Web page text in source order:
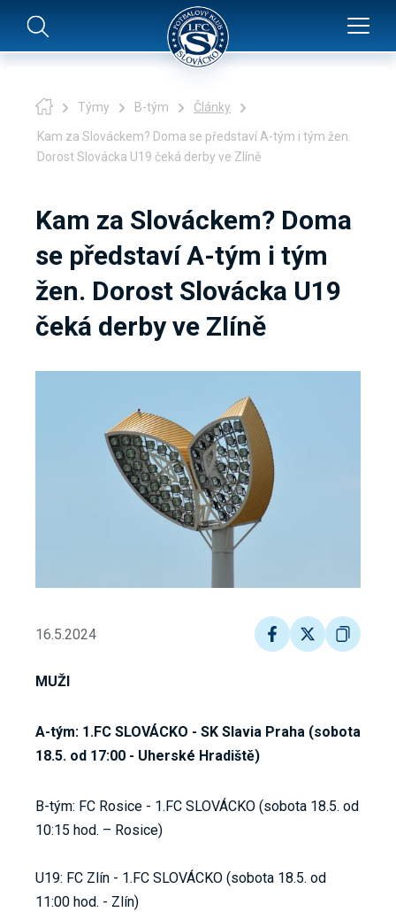
Týmy B-tým Články
Kam za Slováckem? Doma se představí A-tým i tým žen.
Dorost Slovácka U19 čeká derby ve Zlíně
Kam za Slováckem? Doma
se představí A-tým i tým
žen. Dorost Slovácka U19
čeká derby ve Zlíně
16.5.2024
MUŽI
A-tým: 1.FC SLOVÁCKO - SK Slavia Praha (sobota
18.5. od 17:00 - Uherské Hradiště)
B-tým: FC Rosice - 1.FC SLOVÁCKO (sobota 18.5. od
10:15 hod. – Rosice)
U19: FC Zlín - 1.FC SLOVÁCKO (sobota 18.5. od
11:00 hod. - Zlín)